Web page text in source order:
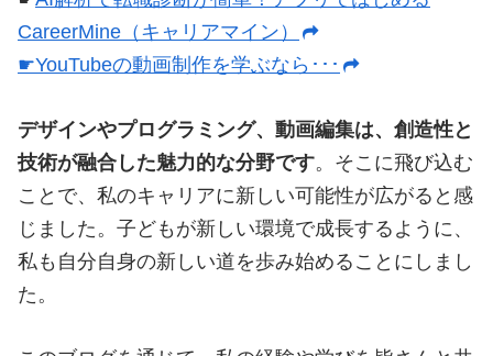
CareerMine（キャリアマイン）
☛YouTubeの動画制作を学ぶなら･･･
デザインやプログラミング、動画編集は、創造性と
技術が融合した魅力的な分野です。そこに飛び込む
ことで、私のキャリアに新しい可能性が広がると感
じました。子どもが新しい環境で成長するように、
私も自分自身の新しい道を歩み始めることにしまし
た。